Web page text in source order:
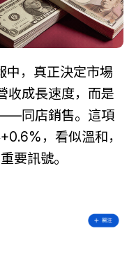
中，真正決定市場
收成長速度，而是
同店銷售。這項
，看似溫和，
要訊號。